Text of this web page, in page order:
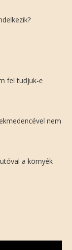
fel tudjuk-e
nem
a környék